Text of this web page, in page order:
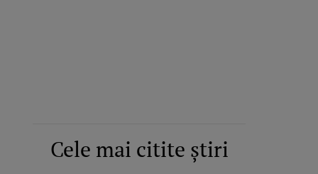
Cele mai citite știri